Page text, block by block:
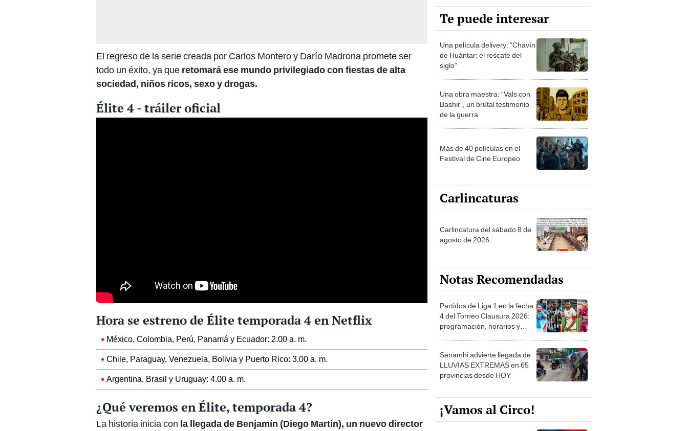
El regreso de la serie creada por Carlos Montero y Darío Madrona promete ser
todo un éxito, ya que retomará ese mundo privilegiado con fiestas de alta
sociedad, niños ricos, sexo y drogas.
Élite 4 - tráiler oficial
Hora se estreno de Élite temporada 4 en Netflix
México, Colombia, Perú, Panamá y Ecuador: 2.00 a. m.
Chile, Paraguay, Venezuela, Bolivia y Puerto Rico: 3.00 a. m.
Argentina, Brasil y Uruguay: 4.00 a. m.
¿Qué veremos en Élite, temporada 4?
La historia inicia con la llegada de Benjamín (Diego Martín), un nuevo director
Te puede interesar
Una película delivery: “Chavín
de Huántar: el rescate del
siglo”
Una obra maestra: “Vals con
Bashir”, un brutal testimonio
de la guerra
Más de 40 películas en el
Festival de Cine Europeo
Carlincaturas
Carlincatura del sábado 8 de
agosto de 2026
Notas Recomendadas
Partidos de Liga 1 en la fecha
4 del Torneo Clausura 2026:
programación, horarios y
Senamhi advierte llegada de
LLUVIAS EXTREMAS en 65
provincias desde HOY
¡Vamos al Circo!